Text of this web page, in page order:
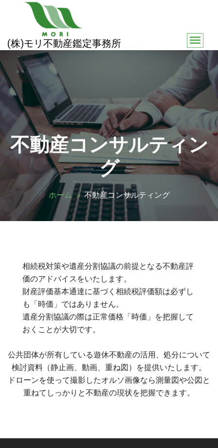
ツ
へ
ス
(株)モリ不動産鑑定事務所
不動産コンサルティン
グ
ホーム 不動産コンサルティング
相続税対策や遺産分割協議の前提となる不動産評
価のアドバイスをいたします。
財産評価基本通達に基づく相続税評価額は必ずし
も「時価」ではありません。
遺産分割協議の際は正常価格「時価」を把握して
おくことが大切です。
公共団体が所有している遊休不動産の活用、処分について
検討資料（静止画、動画、重ね図）を提供いたします。
ドローンを使って撮影したオルソ画像なら測量図や公図と
重ねてしっかりと不動産の現状を把握できます。